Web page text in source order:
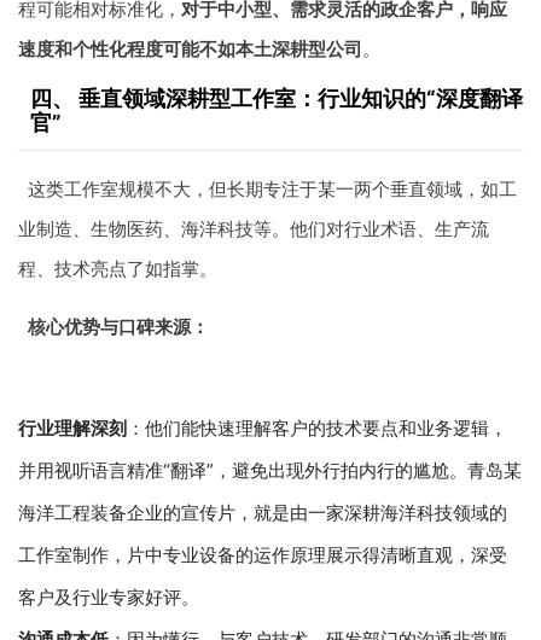
程可能相对标准化， 对于中小型、需求灵活的政企客户，响应
速度和个性化程度可能不如本土深耕型公司 。
四、 垂直领域深耕型工作室：行业知识的“深度翻译
官”
这类工作室规模不大，但长期专注于某一两个垂直领域，如工
业制造、生物医药、海洋科技等。他们对行业术语、生产流
程、技术亮点了如指掌。
核心优势与口碑来源：
行业理解深刻 ：他们能快速理解客户的技术要点和业务逻辑，
并用视听语言精准“翻译”，避免出现外行拍内行的尴尬。青岛某
海洋工程装备企业的宣传片，就是由一家深耕海洋科技领域的
工作室制作，片中专业设备的运作原理展示得清晰直观，深受
客户及行业专家好评。